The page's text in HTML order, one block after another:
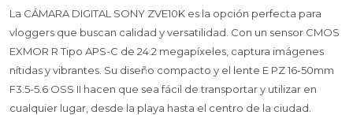
La CÁMARA DIGITAL SONY ZVE10K es la opción perfecta para
vloggers que buscan calidad y versatilidad. Con un sensor CMOS
EXMOR R Tipo APS-C de 24.2 megapíxeles, captura imágenes
nítidas y vibrantes. Su diseño compacto y el lente E PZ 16-50mm
F3.5-5.6 OSS II hacen que sea fácil de transportar y utilizar en
cualquier lugar, desde la playa hasta el centro de la ciudad.